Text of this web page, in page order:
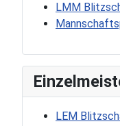
LMM
LEM